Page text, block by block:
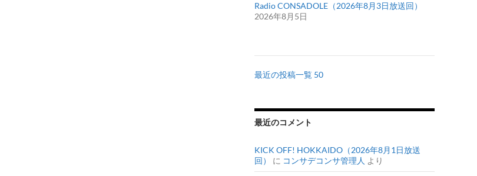
Radio CONSADOLE（2026年8月3日放送回）
2026年8月5日
最近の投稿一覧 50
最近のコメント
KICK OFF! HOKKAIDO（2026年8月1日放送
回）
に コンサデコンサ管理人 より